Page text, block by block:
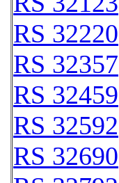
RS 32220
RS 32357
RS 32459
RS 32592
RS 32690